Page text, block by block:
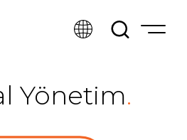
Yönetim.